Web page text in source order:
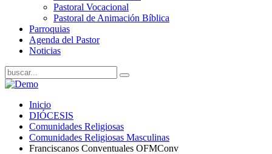
Pastoral Vocacional
Pastoral de Animación Bíblica
Parroquias
Agenda del Pastor
Noticias
Inicio
DIÓCESIS
Comunidades Religiosas
Comunidades Religiosas Masculinas
Franciscanos Conventuales OFMConv